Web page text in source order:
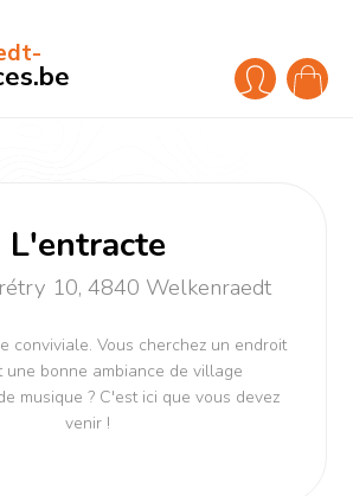
L'entracte
10, 4840 Welkenraedt
conviviale. Vous cherchez un endroit
une bonne ambiance de village
musique ? C'est ici que vous devez
venir !